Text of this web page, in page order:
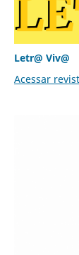
Letr@ Viv@
Acessar